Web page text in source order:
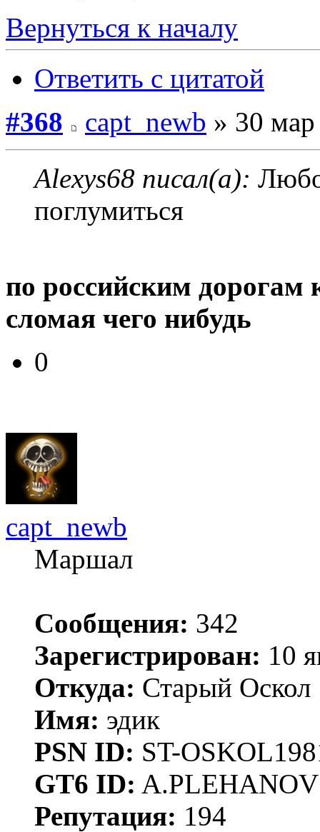
Вернуться к началу
Ответить с цитатой
#368
capt_newb » 30
Alexys68 писал(а):
поглумиться
по российским дорогам
сломая чего нибудь
0
capt_newb
Маршал
Сообщения: 342
Зарегистрирован: 10
Откуда: Старый Оскол
Имя: эдик
PSN ID: ST-
GT6 ID: A.PLEHANOV
Репутация: 194